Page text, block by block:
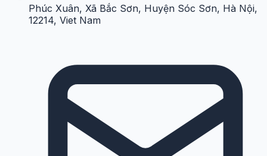
Phúc Xuân, Xã Bắc Sơn, Huyện Sóc Sơn, Hà Nội,
12214, Viet Nam